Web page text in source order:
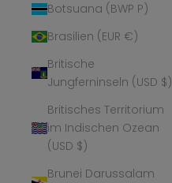
Botsuana (BWP P)
Brasilien (EUR €)
Britische
Jungferninseln (USD $)
Britisches Territorium
im Indischen Ozean
(USD $)
Brunei Darussalam